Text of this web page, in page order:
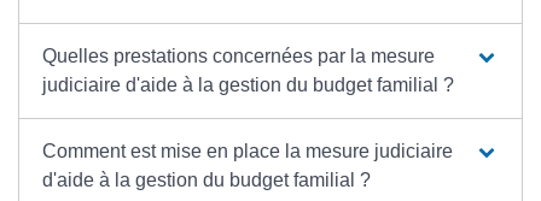
Quelles prestations concernées par la mesure
judiciaire d'aide à la gestion du budget familial ?
Comment est mise en place la mesure judiciaire
d'aide à la gestion du budget familial ?